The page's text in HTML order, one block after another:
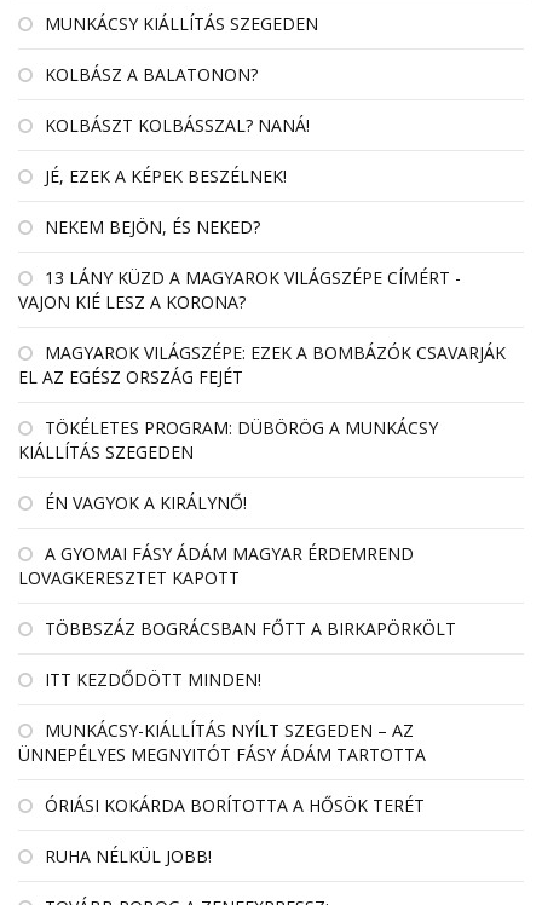
MUNKÁCSY KIÁLLÍTÁS SZEGEDEN
KOLBÁSZ A BALATONON?
KOLBÁSZT KOLBÁSSZAL? NANÁ!
JÉ, EZEK A KÉPEK BESZÉLNEK!
NEKEM BEJÖN, ÉS NEKED?
13 LÁNY KÜZD A MAGYAROK VILÁGSZÉPE CÍMÉRT -
VAJON KIÉ LESZ A KORONA?
MAGYAROK VILÁGSZÉPE: EZEK A BOMBÁZÓK CSAVARJÁK
EL AZ EGÉSZ ORSZÁG FEJÉT
TÖKÉLETES PROGRAM: DÜBÖRÖG A MUNKÁCSY
KIÁLLÍTÁS SZEGEDEN
ÉN VAGYOK A KIRÁLYNŐ!
A GYOMAI FÁSY ÁDÁM MAGYAR ÉRDEMREND
LOVAGKERESZTET KAPOTT
TÖBBSZÁZ BOGRÁCSBAN FŐTT A BIRKAPÖRKÖLT
ITT KEZDŐDÖTT MINDEN!
MUNKÁCSY-KIÁLLÍTÁS NYÍLT SZEGEDEN – AZ
ÜNNEPÉLYES MEGNYITÓT FÁSY ÁDÁM TARTOTTA
ÓRIÁSI KOKÁRDA BORÍTOTTA A HŐSÖK TERÉT
RUHA NÉLKÜL JOBB!